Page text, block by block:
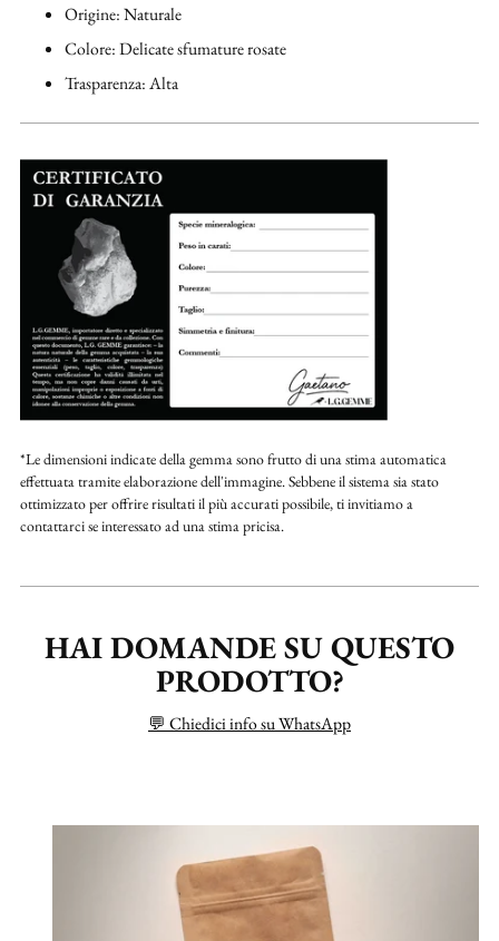
Origine: Naturale
Colore: Delicate sfumature rosate
Trasparenza: Alta
*Le dimensioni indicate della gemma sono frutto di una stima automatica
effettuata tramite elaborazione dell'immagine. Sebbene il sistema sia stato
ottimizzato per offrire risultati il più accurati possibile, ti invitiamo a
contattarci se interessato ad una stima pricisa.
HAI DOMANDE SU QUESTO
PRODOTTO?
💬 Chiedici info su WhatsApp